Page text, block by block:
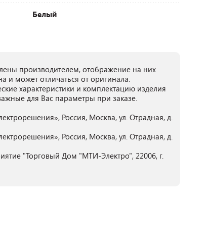
Белый
производителем, отображение на них
и может отличаться от оригинала.
характеристики и комплектацию изделия
для Вас параметры при заказе.
Россия, Москва, ул. Отрадная, д.
Россия, Москва, ул. Отрадная, д.
"Торговый Дом "МТИ-Электро", 22006, г.